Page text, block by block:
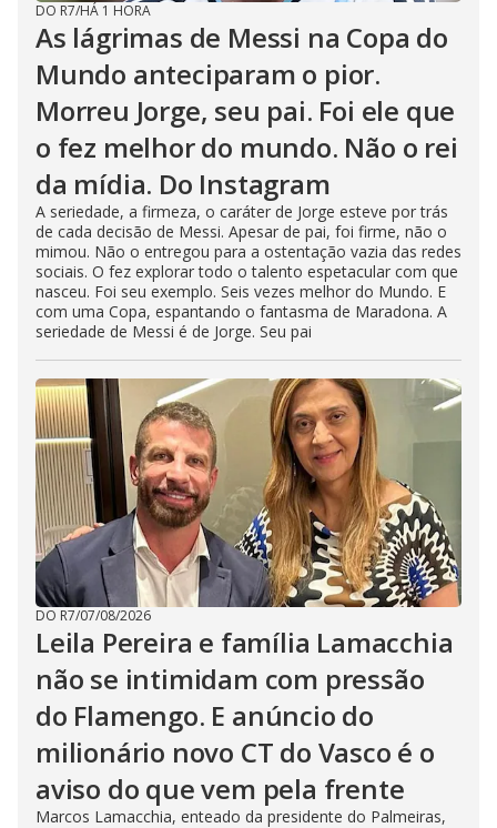
DO R7/HÁ 1 HORA
As lágrimas de Messi na Copa do
Mundo anteciparam o pior.
Morreu Jorge, seu pai. Foi ele que
o fez melhor do mundo. Não o rei
da mídia. Do Instagram
A seriedade, a firmeza, o caráter de Jorge esteve por trás
de cada decisão de Messi. Apesar de pai, foi firme, não o
mimou. Não o entregou para a ostentação vazia das redes
sociais. O fez explorar todo o talento espetacular com que
nasceu. Foi seu exemplo. Seis vezes melhor do Mundo. E
com uma Copa, espantando o fantasma de Maradona. A
seriedade de Messi é de Jorge. Seu pai
DO R7/07/08/2026
Leila Pereira e família Lamacchia
não se intimidam com pressão
do Flamengo. E anúncio do
milionário novo CT do Vasco é o
aviso do que vem pela frente
Marcos Lamacchia, enteado da presidente do Palmeiras,